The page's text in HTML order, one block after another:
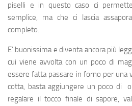
piselli e in questo caso ci
semplice, ma che ci lascia
completo.
E’ buonissima e diventa ancora più
cui viene avvolta con un poco di
essere fatta passare in forno per una
cotta, basta aggiungere un poco di
regalare il tocco finale di sapore,